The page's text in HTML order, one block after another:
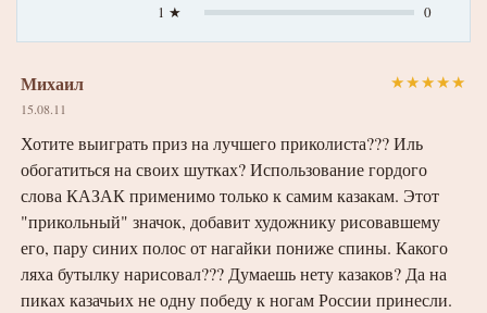
1 ★
0
Михаил
15.08.11
★★★★★
Хотите выиграть приз на лучшего приколиста??? Иль
обогатиться на своих шутках? Использование гордого
слова КАЗАК применимо только к самим казакам. Этот
"прикольный" значок, добавит художнику рисовавшему
его, пару синих полос от нагайки пониже спины. Какого
ляха бутылку нарисовал??? Думаешь нету казаков? Да на
пиках казачьих не одну победу к ногам России принесли.